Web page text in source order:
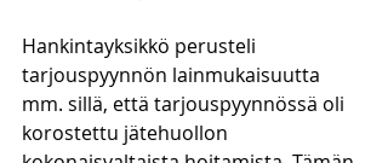
Hankintayksikkö perusteli
tarjouspyynnön lainmukaisuutta
mm. sillä, että tarjouspyynnössä oli
korostettu jätehuollon